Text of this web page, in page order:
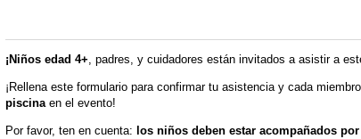
¡Niños edad 4+, padres, y cuidadores están invitados a asistir a
¡Rellena este formulario para confirmar tu asistencia y cada
piscinaen el evento!
Por favor, ten en cuenta: los niños deben estar acompañados